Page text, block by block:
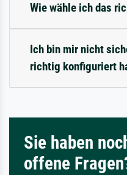
Wie wähle ich das
Ich bin mir nicht
richtig konfiguriert
Sie haben
offene